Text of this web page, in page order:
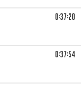
0:37:20
0:37:54